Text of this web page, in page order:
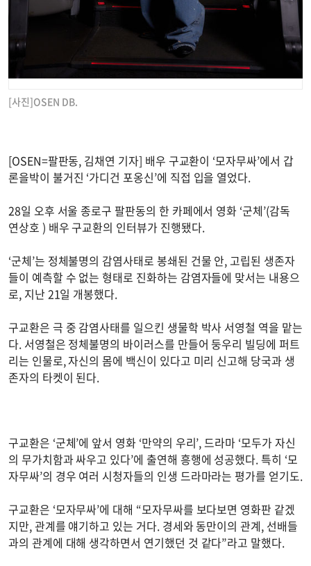
[사진]OSEN DB.
[OSEN=팔판동, 김채연 기자] 배우 구교환이 ‘모자무싸’에서 갑
론을박이 불거진 ‘가디건 포옹신’에 직접 입을 열었다.
28일 오후 서울 종로구 팔판동의 한 카페에서 영화 ‘군체’(감독
연상호 ) 배우 구교환의 인터뷰가 진행됐다.
‘군체’는 정체불명의 감염사태로 봉쇄된 건물 안, 고립된 생존자
들이 예측할 수 없는 형태로 진화하는 감염자들에 맞서는 내용으
로, 지난 21일 개봉했다.
구교환은 극 중 감염사태를 일으킨 생물학 박사 서영철 역을 맡는
다. 서영철은 정체불명의 바이러스를 만들어 둥우리 빌딩에 퍼트
리는 인물로, 자신의 몸에 백신이 있다고 미리 신고해 당국과 생
존자의 타켓이 된다.
구교환은 ‘군체’에 앞서 영화 ‘만약의 우리’, 드라마 ‘모두가 자신
의 무가치함과 싸우고 있다’에 출연해 흥행에 성공했다. 특히 ‘모
자무싸’의 경우 여러 시청자들의 인생 드라마라는 평가를 얻기도.
구교환은 ‘모자무싸’에 대해 “모자무싸를 보다보면 영화판 같겠
지만, 관계를 얘기하고 있는 거다. 경세와 동만이의 관계, 선배들
과의 관계에 대해 생각하면서 연기했던 것 같다”라고 말했다.